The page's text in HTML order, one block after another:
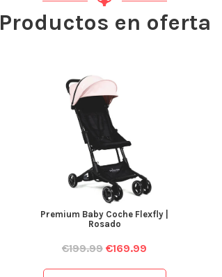
Productos en oferta
Premium Baby Coche Flexfly |
Rosado
€199.99 €169.99